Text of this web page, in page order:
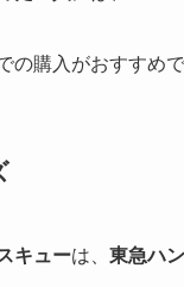
の購入がおすすめで
キューは、 東急ハ